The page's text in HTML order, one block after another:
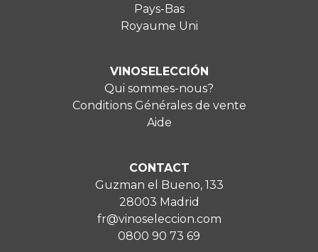
Pays-Bas
Royaume Uni
VINOSELECCIÓN
Qui sommes-nous?
Conditions Générales de vente
Aide
CONTACT
Guzman el Bueno, 133
28003 Madrid
fr@vinoseleccion.com
0800 90 73 69